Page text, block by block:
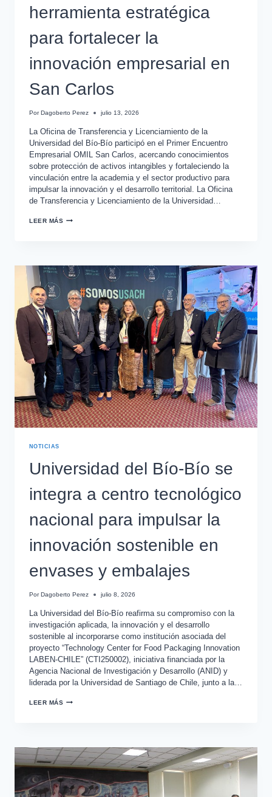
herramienta estratégica
para fortalecer la
innovación empresarial en
San Carlos
Por Dagoberto Perez julio 13, 2026
La Oficina de Transferencia y Licenciamiento de la
Universidad del Bío-Bío participó en el Primer Encuentro
Empresarial OMIL San Carlos, acercando conocimientos
sobre protección de activos intangibles y fortaleciendo la
vinculación entre la academia y el sector productivo para
impulsar la innovación y el desarrollo territorial. La Oficina
de Transferencia y Licenciamiento de la Universidad…
LEER MÁS
NOTICIAS
Universidad del Bío-Bío se
integra a centro tecnológico
nacional para impulsar la
innovación sostenible en
envases y embalajes
Por Dagoberto Perez julio 8, 2026
La Universidad del Bío-Bío reafirma su compromiso con la
investigación aplicada, la innovación y el desarrollo
sostenible al incorporarse como institución asociada del
proyecto “Technology Center for Food Packaging Innovation
LABEN-CHILE” (CTI250002), iniciativa financiada por la
Agencia Nacional de Investigación y Desarrollo (ANID) y
liderada por la Universidad de Santiago de Chile, junto a la…
LEER MÁS